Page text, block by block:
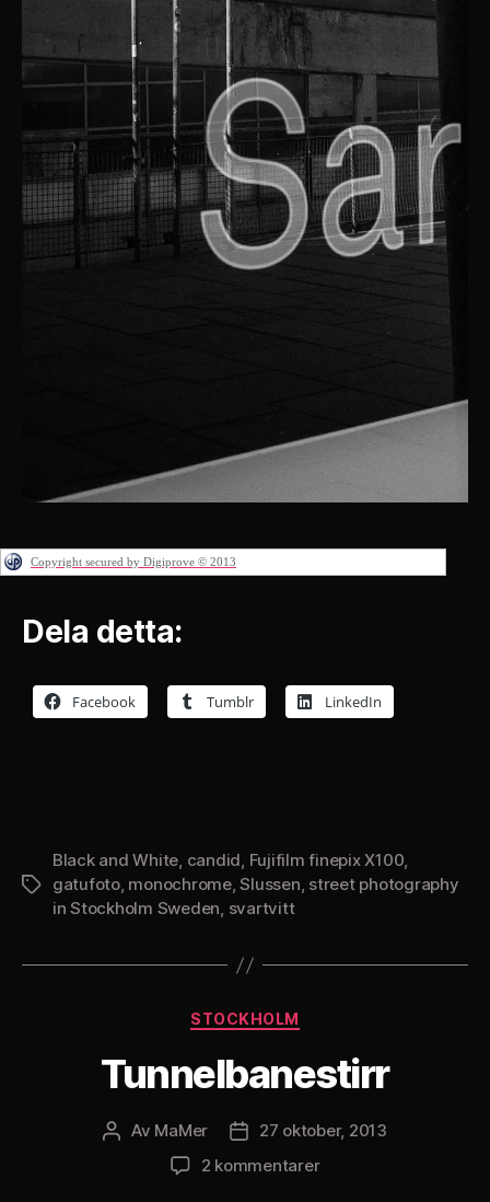
Copyright secured by Digiprove © 2013
Dela detta:
Facebook Tumblr LinkedIn
Etiketter
Black and White, candid, Fujifilm finepix X100,
gatufoto, monochrome,Slussen, street photography
in Stockholm Sweden, svartvitt
Kategorier
STOCKHOLM
Tunnelbanestirr
Inläggsförfattare
Av MaMer Inläggsdatum
27 oktober, 2013
2 kommentarertill